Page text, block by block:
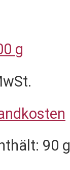
g
90 g